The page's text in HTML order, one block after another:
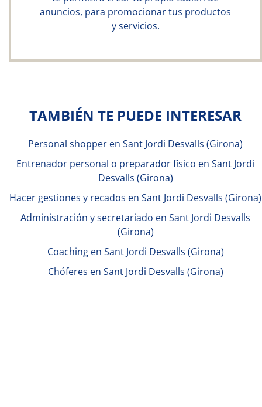
anuncios, para promocionar tus productos
y servicios.
TAMBIÉN TE PUEDE INTERESAR
Personal shopper en Sant Jordi Desvalls (Girona)
Entrenador personal o preparador físico en Sant Jordi
Desvalls (Girona)
Hacer gestiones y recados en Sant Jordi Desvalls (Girona)
Administración y secretariado en Sant Jordi Desvalls
(Girona)
Coaching en Sant Jordi Desvalls (Girona)
Chóferes en Sant Jordi Desvalls (Girona)